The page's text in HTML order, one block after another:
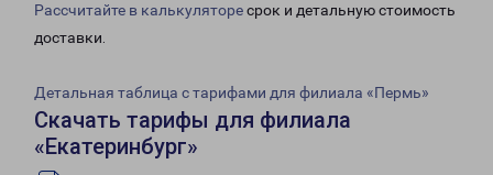
Рассчитайте в калькуляторесрок и детальную стоимость
доставки.
Детальная таблица с тарифами для филиала «Пермь»
Скачать тарифы для филиала
«Екатеринбург»